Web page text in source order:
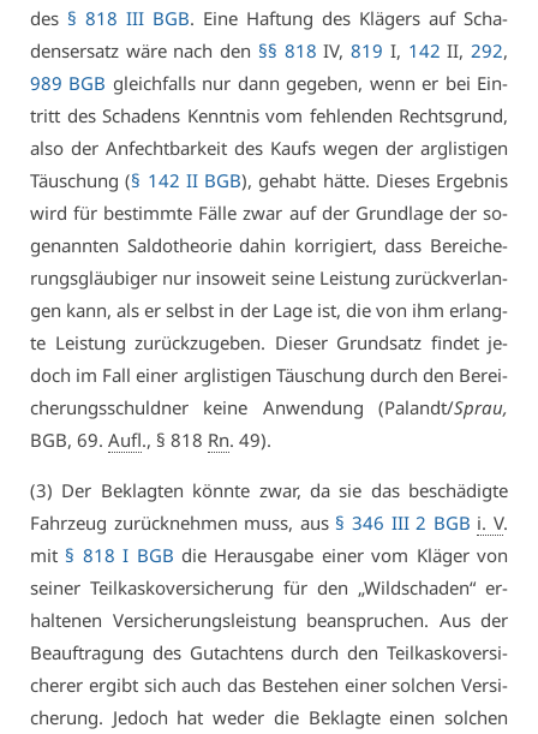
des § 818 III BGB. Ei­ne Haf­tung des Klä­gers auf Scha­
dens­er­satz wä­re nach den §§ 818 IV,819 I, 142 II,292,
989 BGB gleich­falls nur dann ge­ge­ben, wenn er bei Ein­
tritt des Scha­dens Kennt­nis vom feh­len­den Rechts­grund,
al­so der An­fecht­bar­keit des Kaufs we­gen der arg­lis­ti­gen
Täu­schung (§ 142 II BGB), ge­habt hät­te. Die­ses Er­geb­nis
wird für be­stimm­te Fäl­le zwar auf der Grund­la­ge der so­
ge­nann­ten Sal­do­theo­rie da­hin kor­ri­giert, dass Be­rei­che­
rungs­gläu­bi­ger nur in­so­weit sei­ne Leis­tung zu­rück­ver­lan­
gen kann, als er selbst in der La­ge ist, die von ihm er­lang­
te Leis­tung zu­rück­zu­ge­ben. Die­ser Grund­satz fin­det je­
doch im Fall ei­ner arg­lis­ti­gen Täu­schung durch den Be­rei­
che­rungs­schuld­ner kei­ne An­wen­dung (Pa­landt/Sprau,
BGB, 69. Aufl., § 818 Rn. 49).
(3) Der Be­klag­ten könn­te zwar, da sie das be­schä­dig­te
Fahr­zeug zu­rück­neh­men muss, aus § 346 III 2 BGB i. V.
mit § 818 I BGB die Her­aus­ga­be ei­ner vom Klä­ger von
sei­ner Teil­kas­ko­ver­si­che­rung für den „Wild­scha­den“ er­
hal­te­nen Ver­si­che­rungs­leis­tung be­an­spru­chen. Aus der
Be­auf­tra­gung des Gut­ach­tens durch den Teil­kas­ko­ver­si­
che­rer er­gibt sich auch das Be­ste­hen ei­ner sol­chen Ver­si­
che­rung. Je­doch hat we­der die Be­klag­te ei­nen sol­chen